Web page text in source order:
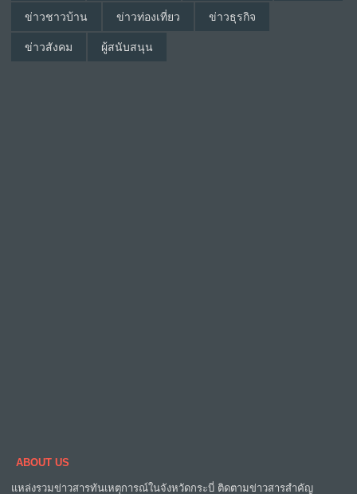
ข่าวชาวบ้าน ข่าวท่องเที่ยว ข่าวธุรกิจ
ข่าวสังคม ผู้สนับสนุน
ABOUT US
แหล่งรวมข่าวสารทันเหตุการณ์ในจังหวัดกระบี่ ติดตามข่าวสารสำคัญ